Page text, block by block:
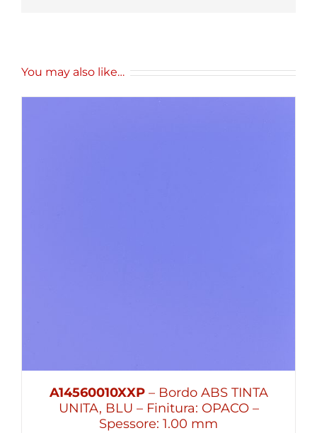
You may also like…
A14560010XXP– Bordo ABS TINTA
UNITA, BLU – Finitura: OPACO –
Spessore: 1.00 mm